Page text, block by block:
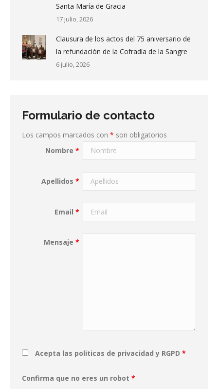
Santa María de Gracia
17 julio, 2026
Clausura de los actos del 75 aniversario de
la refundación de la Cofradía de la Sangre
6 julio, 2026
Formulario de contacto
Los campos marcados con * son obligatorios
Nombre*
Apellidos*
Email*
Mensaje*
Acepta las politicas de privacidad y RGPD *
Confirma que no eres un robot *